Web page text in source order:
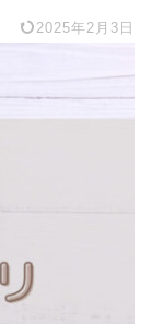
2025年2月3日